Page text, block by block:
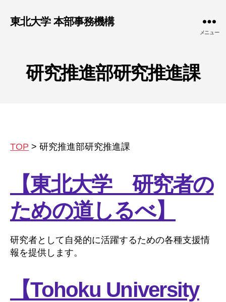
東北大学 本部事務機構
メニュー
研究推進部研究推進課
TOP > 研究推進部研究推進課
【東北大学 研究者の
ための道しるべ】
研究者として自発的に活躍するための各種支援情
報を提供します。
【Tohoku University